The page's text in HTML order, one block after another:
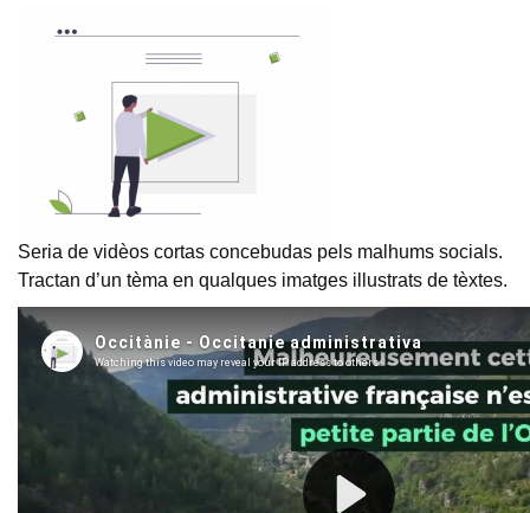
Seria de vidèos cortas concebudas pels malhums socials.
Tractan d’un tèma en qualques imatges illustrats de tèxtes.